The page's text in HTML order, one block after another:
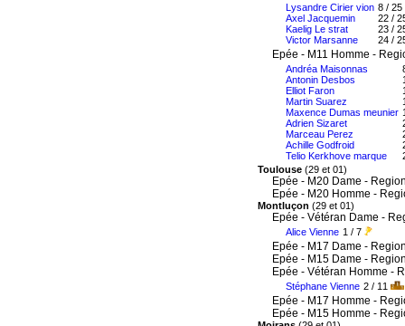
Lysandre Cirier vion
Axel Jacquemin
Kaelig Le strat
Victor Marsanne
8 / 25
22 /
23 /
24 /
Epée - M11 Homme -
Andréa Maisonnas
Antonin Desbos
Elliot Faron
Martin Suarez
Maxence Dumas meunier
Adrien Sizaret
Marceau Perez
Achille Godfroid
Telio Kerkhove marque
Toulouse (29 et 01)
Epée - M20 Dame -
Epée - M20 Homme -
Montluçon (29 et 01)
Epée - Vétéran Dame -
Alice Vienne 1 / 7
Epée - M17 Dame -
Epée - M15 Dame -
Epée - Vétéran Homme -
Stéphane Vienne 2 / 11
Epée - M17 Homme -
Epée - M15 Homme -